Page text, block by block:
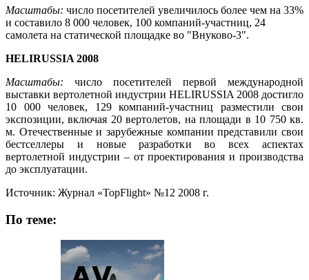
Масштабы: число посетителей увеличилось более чем на 33%
и составило 8 000 человек, 100 компаний-участниц, 24
самолета на статической площадке во "Внуково-3".
HELIRUSSIA 2008
Масштабы: число посетителей первой международной
выставки вертолетной индустрии HELIRUSSIA 2008 достигло
10 000 человек, 129 компаний-участниц разместили свои
экспозиции, включая 20 вертолетов, на площади в 10 750 кв.
м. Отечественные и зарубежные компании представили свои
бестселлеры и новые разработки во всех аспектах
вертолетной индустрии – от проектирования и производства
до эксплуатации.
Источник: Журнал «TopFlight» №12 2008 г.
По теме: